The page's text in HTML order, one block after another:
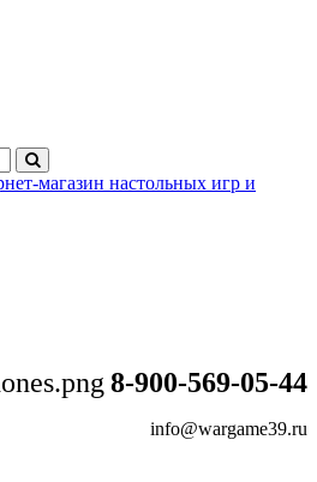
8-900-569-05-44
info@wargame39.ru